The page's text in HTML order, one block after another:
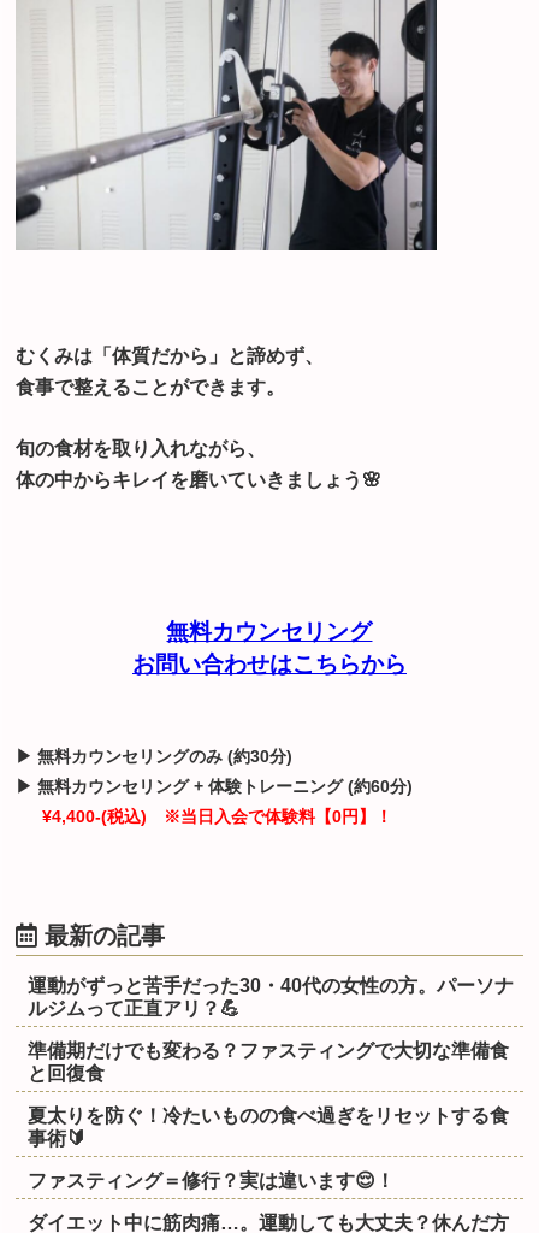
むくみは「体質だから」と諦めず、
食事で整えることができます。
旬の食材を取り入れながら、
体の中からキレイを磨いていきましょう🌸
無料カウンセリング
お問い合わせはこちらから
▶ 無料カウンセリングのみ (約30分)
▶ 無料カウンセリング + 体験トレーニング (約60分)
¥4,400-(税込) ※当日入会で体験料【0円】！
最新の記事
運動がずっと苦手だった30・40代の女性の方。パーソナ
ルジムって正直アリ？💪
準備期だけでも変わる？ファスティングで大切な準備食
と回復食
夏太りを防ぐ！冷たいものの食べ過ぎをリセットする食
事術🔰
ファスティング＝修行？実は違います😌！
ダイエット中に筋肉痛…。運動しても大丈夫？休んだ方